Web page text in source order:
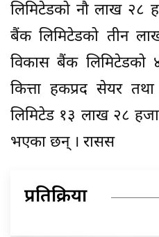
लिमिटेडको नौ लाख २८
बैंक लिमिटेडको तीन
विकास बैंक
कित्ता हकप्रद सेयर
लिमिटेड १३ लाख २८
भएका छन् । रासस
प्रतिक्रिया